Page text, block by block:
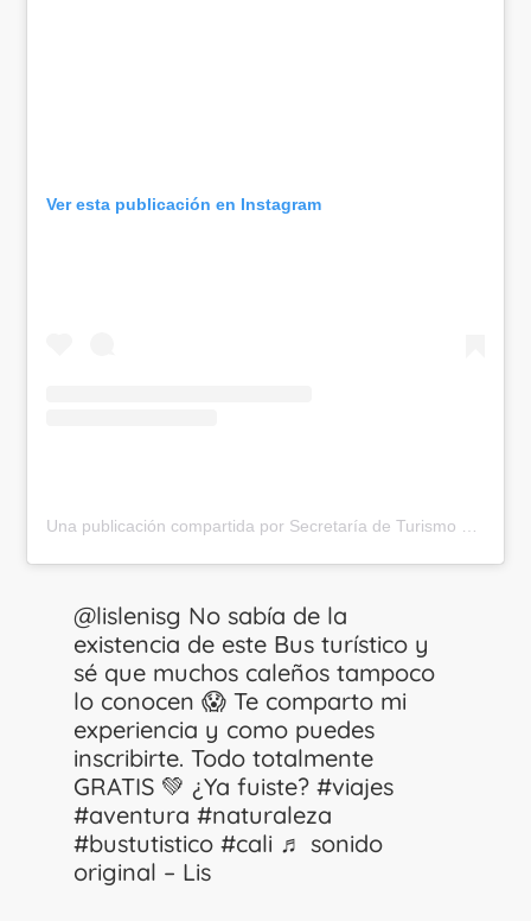
Ver esta publicación en Instagram
@lislenisg No sabía de la
existencia de este Bus turístico y
sé que muchos caleños tampoco
lo conocen 😱 Te comparto mi
experiencia y como puedes
inscribirte. Todo totalmente
GRATIS 💚 ¿Ya fuiste?#viajes
#aventura #naturaleza
#bustutistico #cali ♬ sonido
original – Lis